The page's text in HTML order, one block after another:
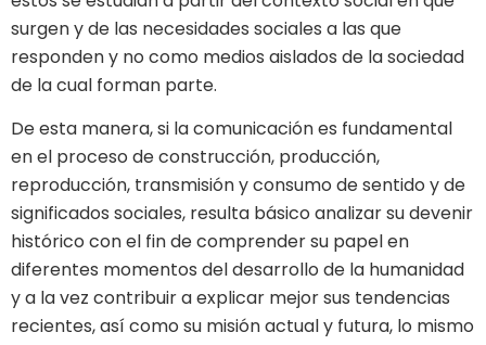
surgen y de las necesidades sociales a las que
responden y no como medios aislados de la sociedad
de la cual forman parte.
De esta manera, si la comunicación es fundamental
en el proceso de construcción, producción,
reproducción, transmisión y consumo de sentido y de
significados sociales, resulta básico analizar su devenir
histórico con el fin de comprender su papel en
diferentes momentos del desarrollo de la humanidad
y a la vez contribuir a explicar mejor sus tendencias
recientes, así como su misión actual y futura, lo mismo